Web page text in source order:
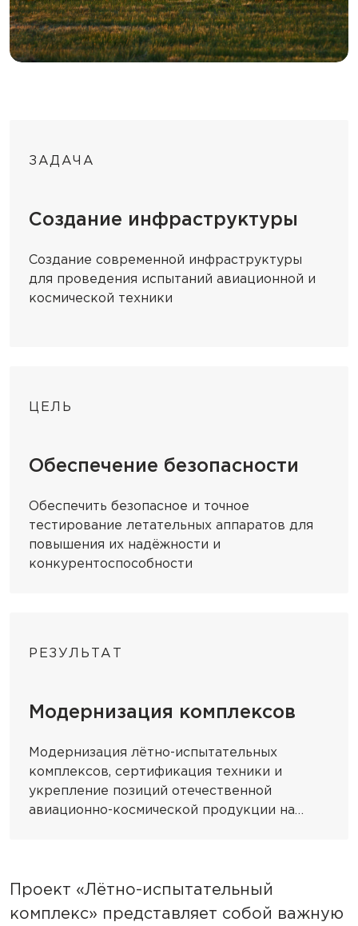
ЗАДАЧА
Создание инфраструктуры
Создание современной инфраструктуры
для проведения испытаний авиационной и
космической техники
ЦЕЛЬ
Обеспечение безопасности
Обеспечить безопасное и точное
тестирование летательных аппаратов для
повышения их надёжности и
конкурентоспособности
РЕЗУЛЬТАТ
Модернизация комплексов
Модернизация лётно-испытательных
комплексов, сертификация техники и
укрепление позиций отечественной
авиационно-космической продукции на
Проект «Лётно-испытательный
комплекс» представляет собой важную